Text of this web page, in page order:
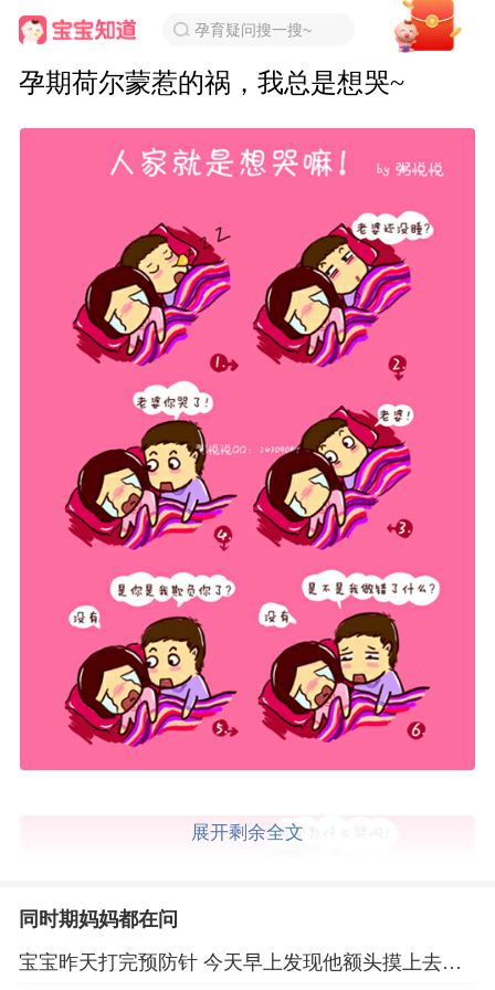
孕育疑问搜一搜~
孕期荷尔蒙惹的祸，我总是想哭~
展开剩余全文
同时期妈妈都在问
宝宝昨天打完预防针 今天早上发现他额头摸上去发